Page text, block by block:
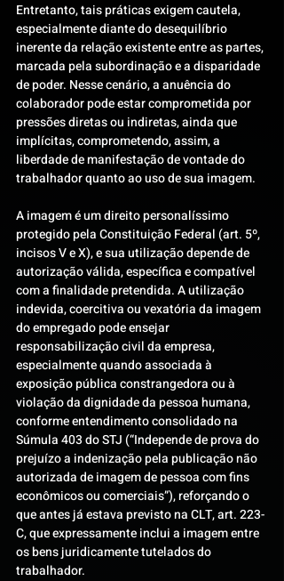
Entretanto, tais práticas exigem cautela,
especialmente diante do desequilíbrio
inerente da relação existente entre as partes,
marcada pela subordinação e a disparidade
de poder. Nesse cenário, a anuência do
colaborador pode estar comprometida por
pressões diretas ou indiretas, ainda que
implícitas, comprometendo, assim, a
liberdade de manifestação de vontade do
trabalhador quanto ao uso de sua imagem.
A imagem é um direito personalíssimo
protegido pela Constituição Federal (art. 5º,
incisos V e X), e sua utilização depende de
autorização válida, específica e compatível
com a finalidade pretendida. A utilização
indevida, coercitiva ou vexatória da imagem
do empregado pode ensejar
responsabilização civil da empresa,
especialmente quando associada à
exposição pública constrangedora ou à
violação da dignidade da pessoa humana,
conforme entendimento consolidado na
Súmula 403 do STJ (“Independe de prova do
prejuízo a indenização pela publicação não
autorizada de imagem de pessoa com fins
econômicos ou comerciais”), reforçando o
que antes já estava previsto na CLT, art. 223-
C, que expressamente inclui a imagem entre
os bens juridicamente tutelados do
trabalhador.